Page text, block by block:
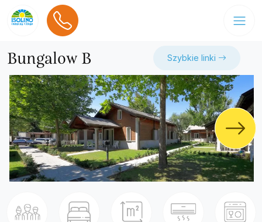
Bungalow B Szybkie linki